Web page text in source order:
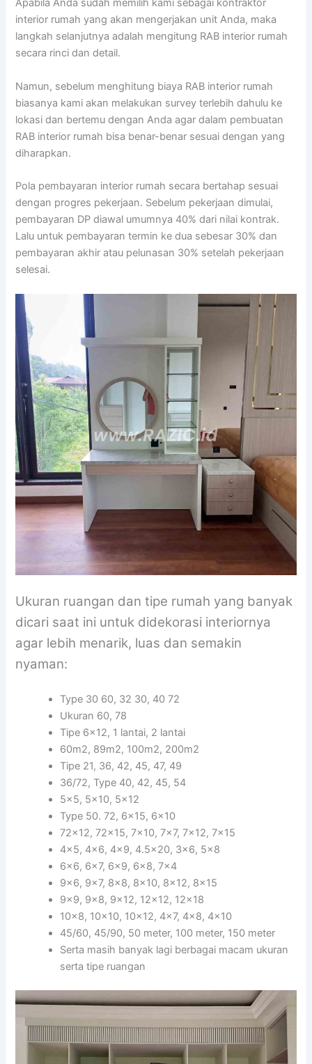
Apabila Anda sudah memilih kami sebagai kontraktor
interior rumah yang akan mengerjakan unit Anda, maka
langkah selanjutnya adalah mengitung RAB interior rumah
secara rinci dan detail.
Namun, sebelum menghitung biaya RAB interior rumah
biasanya kami akan melakukan survey terlebih dahulu ke
lokasi dan bertemu dengan Anda agar dalam pembuatan
RAB interior rumah bisa benar-benar sesuai dengan yang
diharapkan.
Pola pembayaran interior rumah secara bertahap sesuai
dengan progres pekerjaan. Sebelum pekerjaan dimulai,
pembayaran DP diawal umumnya 40% dari nilai kontrak.
Lalu untuk pembayaran termin ke dua sebesar 30% dan
pembayaran akhir atau pelunasan 30% setelah pekerjaan
selesai.
Ukuran ruangan dan tipe rumah yang banyak
dicari saat ini untuk didekorasi interiornya
agar lebih menarik, luas dan semakin
nyaman:
Type 30 60, 32 30, 40 72
Ukuran 60, 78
Tipe 6×12, 1 lantai, 2 lantai
60m2, 89m2, 100m2, 200m2
Tipe 21, 36, 42, 45, 47, 49
36/72, Type 40, 42, 45, 54
5×5, 5×10, 5×12
Type 50. 72, 6×15, 6×10
72×12, 72×15, 7×10, 7×7, 7×12, 7×15
4×5, 4×6, 4×9, 4.5×20, 3×6, 5×8
6×6, 6×7, 6×9, 6×8, 7×4
9×6, 9×7, 8×8, 8×10, 8×12, 8×15
9×9, 9×8, 9×12, 12×12, 12×18
10×8, 10×10, 10×12, 4×7, 4×8, 4×10
45/60, 45/90, 50 meter, 100 meter, 150 meter
Serta masih banyak lagi berbagai macam ukuran
serta tipe ruangan